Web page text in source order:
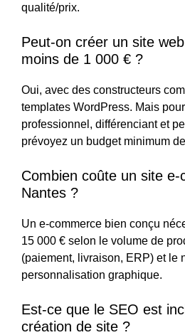
qualité/prix.
Peut-on créer un site
moins de 1 000 € ?
Oui, avec des constructeurs
templates WordPress. Mais
professionnel, différenciant et
prévoyez un budget minimum
Combien coûte un site e-
Nantes ?
Un e-commerce bien conçu
15 000 € selon le volume de
(paiement, livraison, ERP) et le
personnalisation graphique.
Est-ce que le SEO est
création de site ?